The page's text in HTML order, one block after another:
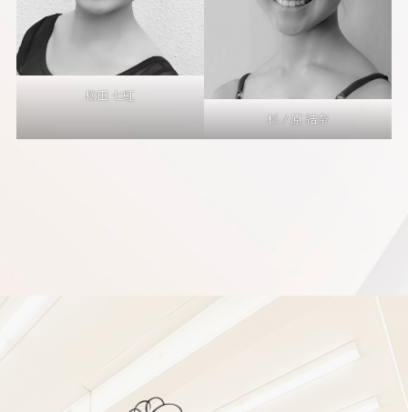
松田 七虹
杉ノ原 結奈